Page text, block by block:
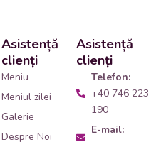
Asistență
clienți
Meniu
Meniul zilei
Galerie
Despre Noi
Asistență
clienți
Telefon:
+40 746 223
190
E-mail: